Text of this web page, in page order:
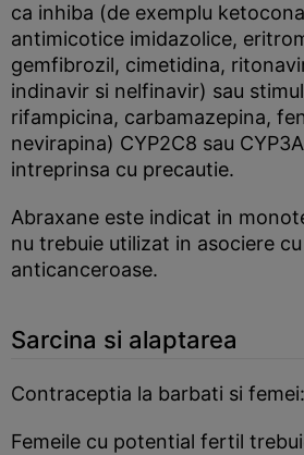
ca inhiba (de exemplu
antimicotice imidazolice,
gemfibrozil, cimetidina,
indinavir si nelfinavir) sau
rifampicina, carbamazepina,
nevirapina) CYP2C8 sau
intreprinsa cu precautie.
Abraxane este indicat in
nu trebuie utilizat in asociere
anticanceroase.
Sarcina si alaptarea
Contraceptia la barbati si femei:
Femeile cu potential fertil